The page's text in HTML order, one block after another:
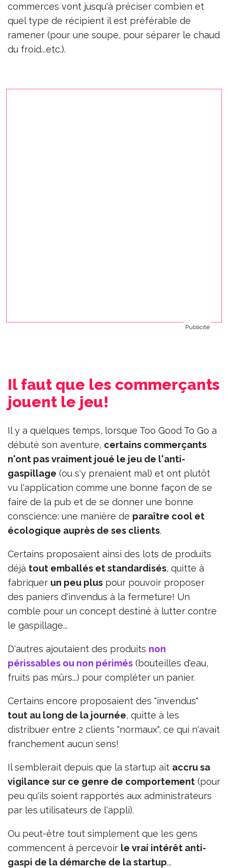
commerces vont jusqu'à préciser combien et
quel type de récipient il est préférable de
ramener (pour une soupe, pour séparer le chaud
du froid...etc.).
Publicité
Il faut que les commerçants
jouent le jeu!
Il y a quelques temps, lorsque Too Good To Go a
débuté son aventure, certains commerçants
n'ont pas vraiment joué le jeu de l'anti-
gaspillage (ou s'y prenaient mal) et ont plutôt
vu l'application comme une bonne façon de se
faire de la pub et de se donner une bonne
conscience: une manière de paraître cool et
écologique auprès de ses clients.
Certains proposaient ainsi des lots de produits
déjà tout emballés et standardisés, quitte à
fabriquer un peu plus pour pouvoir proposer
des paniers d'invendus à la fermeture! Un
comble pour un concept destiné à lutter contre
le gaspillage...
D'autres ajoutaient des produits non
périssables ou non périmés (bouteilles d'eau,
fruits pas mûrs...) pour compléter un panier.
Certains encore proposaient des "invendus"
tout au long de la journée, quitte à les
distribuer entre 2 clients "normaux", ce qui n'avait
franchement aucun sens!
Il semblerait depuis que la startup ait accru sa
vigilance sur ce genre de comportement (pour
peu qu'ils soient rapportés aux administrateurs
par les utilisateurs de l'appli).
Ou peut-être tout simplement que les gens
commencent à percevoir le vrai intérêt anti-
gaspi de la démarche de la startup...